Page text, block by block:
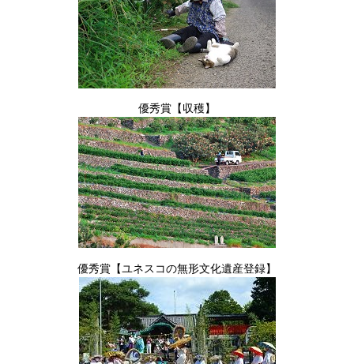
優秀賞【収穫】
優秀賞【ユネスコの無形文化遺産登録】